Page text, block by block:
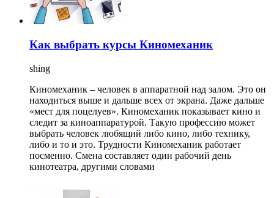
Как выбрать курсы Киномеханик
shing
Киномеханик – человек в аппаратной над залом. Это он
находиться выше и дальше всех от экрана. Даже дальше
«мест для поцелуев». Киномеханик показывает кино и
следит за киноаппаратурой. Такую профессию может
выбрать человек любящий либо кино, либо технику,
либо и то и это. Трудности Киномеханик работает
посменно. Смена составляет один рабочий день
кинотеатра, другими словами